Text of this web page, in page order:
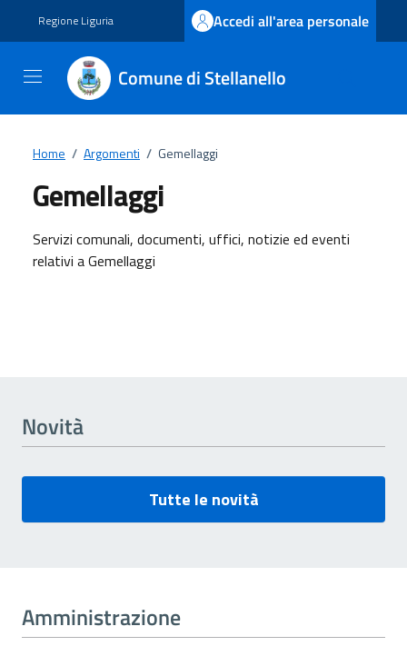
Regione Liguria Accedi all'area personale
Comune di Stellanello
Home / Argomenti / Gemellaggi
Gemellaggi
Dettagli dell'argomento
Servizi comunali, documenti, uffici, notizie ed eventi
relativi a Gemellaggi
Novità
Tutte le novità
Amministrazione